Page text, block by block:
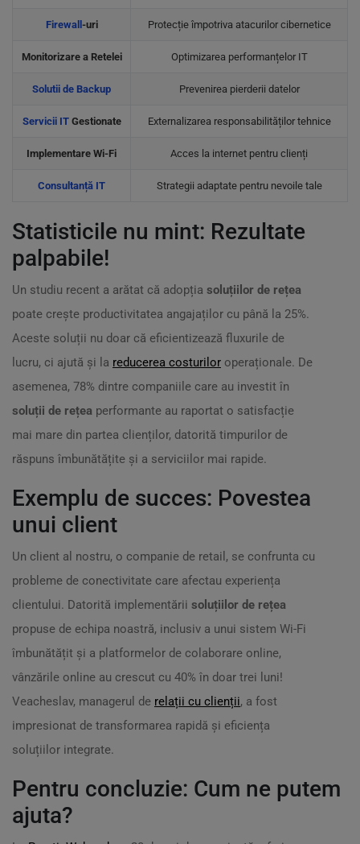
Firewall -uri Protecție împotriva atacurilor cibernetice
Monitorizare a Retelei Optimizarea performanțelor IT
Solutii de Backup Prevenirea pierderii datelor
Servicii ITGestionate Externalizarea responsabilităților tehnice
Implementare Wi-Fi Acces la internet pentru clienți
Consultanță IT Strategii adaptate pentru nevoile tale
Statisticile nu mint: Rezultate
palpabile!
Un studiu recent a arătat că adopția soluțiilor de rețea
poate crește productivitatea angajaților cu până la 25%.
Aceste soluții nu doar că eficientizează fluxurile de
lucru, ci ajută și la reducerea costurilor operaționale. De
asemenea, 78% dintre companiile care au investit în
soluții de rețea performante au raportat o satisfacție
mai mare din partea clienților, datorită timpurilor de
răspuns îmbunătățite și a serviciilor mai rapide.
Exemplu de succes: Povestea
unui client
Un client al nostru, o companie de retail, se confrunta cu
probleme de conectivitate care afectau experiența
clientului. Datorită implementării soluțiilor de rețea
propuse de echipa noastră, inclusiv a unui sistem Wi-Fi
îmbunătățit și a platformelor de colaborare online,
vânzările online au crescut cu 40% în doar trei luni!
Veacheslav, managerul de relații cu clienții, a fost
impresionat de transformarea rapidă și eficiența
soluțiilor integrate.
Pentru concluzie: Cum ne putem
ajuta?